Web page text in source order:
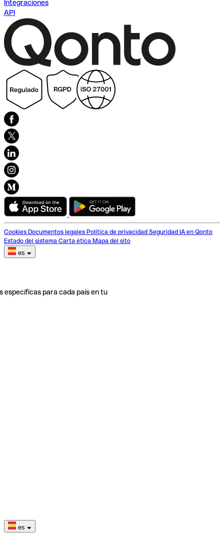
Integraciones
API
Cookies Documentos legales Política de privacidad Seguridad IA en Qonto
Estado del sistema Carta ética Mapa del sito
es
específicas para cada país en tu
es